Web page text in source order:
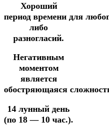
Хороший
период времени для
либо
разногласий.
Негативным
моментом
является
обостряющаяся
14 лунный день
(по 18 — 10 час.).